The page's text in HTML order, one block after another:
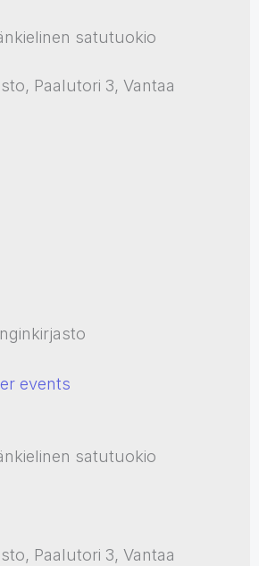
satutuokio
Paalutori 3, Vantaa
events
satutuokio
Paalutori 3, Vantaa